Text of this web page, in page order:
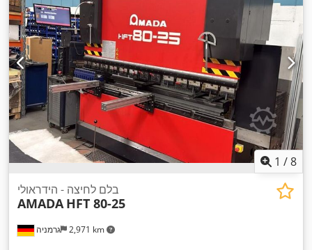
1 /8
גרמניה 2,971 km
בלם לחיצה - הידראולי
AMADA HFT 80-25